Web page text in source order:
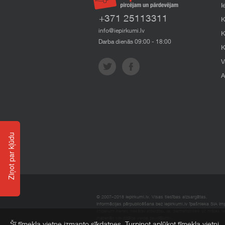
+371 25113311
info@iepirkumi.lv
Darba dienās 09:00 - 18:00
© 2007–2018 Iepirkumi.lv. Visas tiesības aizsargātas.
Informācijas pārpublicēšana bez iepirkumi.lv īpašnieka SIA
Ziņot par kļūdu